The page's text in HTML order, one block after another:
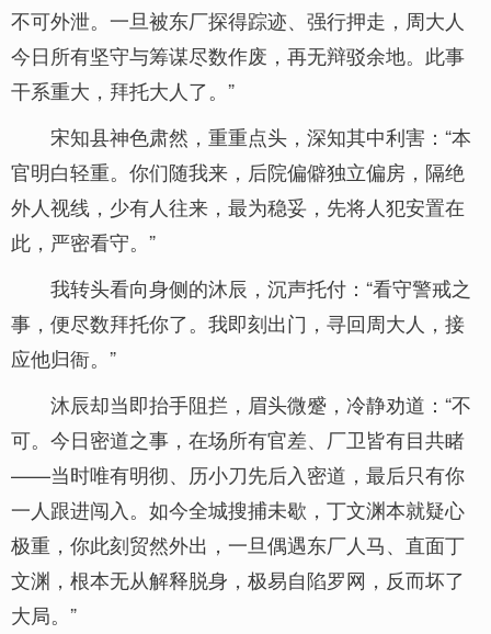
不可外泄。一旦被东厂探得踪迹、强行押走，周大人
今日所有坚守与筹谋尽数作废，再无辩驳余地。此事
干系重大，拜托大人了。”
宋知县神色肃然，重重点头，深知其中利害：“本
官明白轻重。你们随我来，后院偏僻独立偏房，隔绝
外人视线，少有人往来，最为稳妥，先将人犯安置在
此，严密看守。”
我转头看向身侧的沐辰，沉声托付：“看守警戒之
事，便尽数拜托你了。我即刻出门，寻回周大人，接
应他归衙。”
沐辰却当即抬手阻拦，眉头微蹙，冷静劝道：“不
可。今日密道之事，在场所有官差、厂卫皆有目共睹
——当时唯有明彻、历小刀先后入密道，最后只有你
一人跟进闯入。如今全城搜捕未歇，丁文渊本就疑心
极重，你此刻贸然外出，一旦偶遇东厂人马、直面丁
文渊，根本无从解释脱身，极易自陷罗网，反而坏了
大局。”